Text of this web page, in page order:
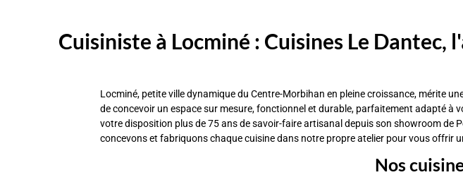
Cuisiniste à Locminé : Cuisines Le
Locminé, petite ville dynamique du Centre-Morbihan en pleine croissance, mérite
de concevoir un espace sur mesure, fonctionnel et durable, parfaitement adapté à
votre disposition plus de 75 ans de savoir-faire artisanal depuis son showroom
concevons et fabriquons chaque cuisine dans notre propre atelier pour vous offrir
Nos